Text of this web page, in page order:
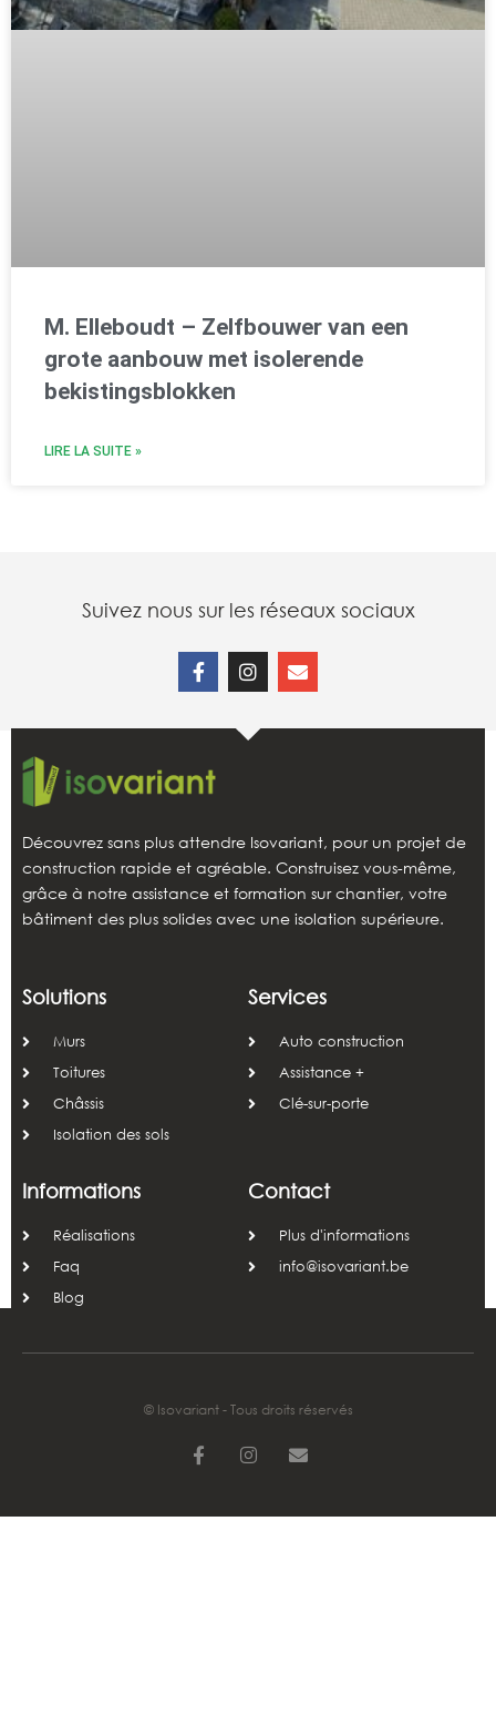
M. Elleboudt – Zelfbouwer van een
grote aanbouw met isolerende
bekistingsblokken
LIRE LA SUITE »
Suivez nous sur les réseaux sociaux
Découvrez sans plus attendre Isovariant, pour un projet de
construction rapide et agréable. Construisez vous-même,
grâce à notre assistance et formation sur chantier, votre
bâtiment des plus solides avec une isolation supérieure.
Solutions
Murs
Toitures
Châssis
Isolation des sols
Services
Auto construction
Assistance +
Clé-sur-porte
Informations
Réalisations
Faq
Blog
Contact
Plus d'informations
info@isovariant.be
© Isovariant - Tous droits réservés